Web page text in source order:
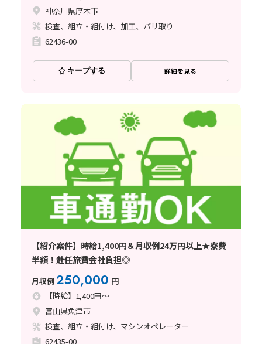
神奈川県厚木市
検査、組立・組付け、加工、バリ取り
62436-00
キープする 詳細を見る
【紹介案件】時給1,400円＆月収例24万円以上★寮費
半額！赴任旅費会社負担◎
月収例250,000 円
【時給】1,400円～
富山県魚津市
検査、組立・組付け、マシンオペレーター
62435-00